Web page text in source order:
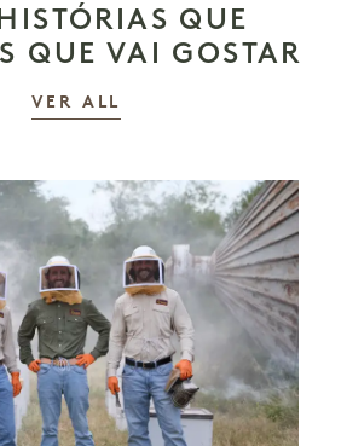
QUE
QUE VAI GOSTAR
VER ALL